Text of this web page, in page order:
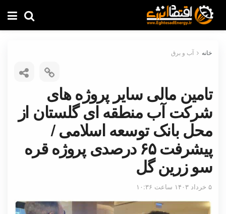
خانه آب و برق
تامین مالی سایر پروژه های
شرکت آب منطقه ای گلستان از
محل بانک توسعه اسلامی /
پیشرفت ۶۵ درصدی پروژه قره
سو زرین گل
۵ خرداد ۱۴۰۳ ساعت ۱۰:۳۶